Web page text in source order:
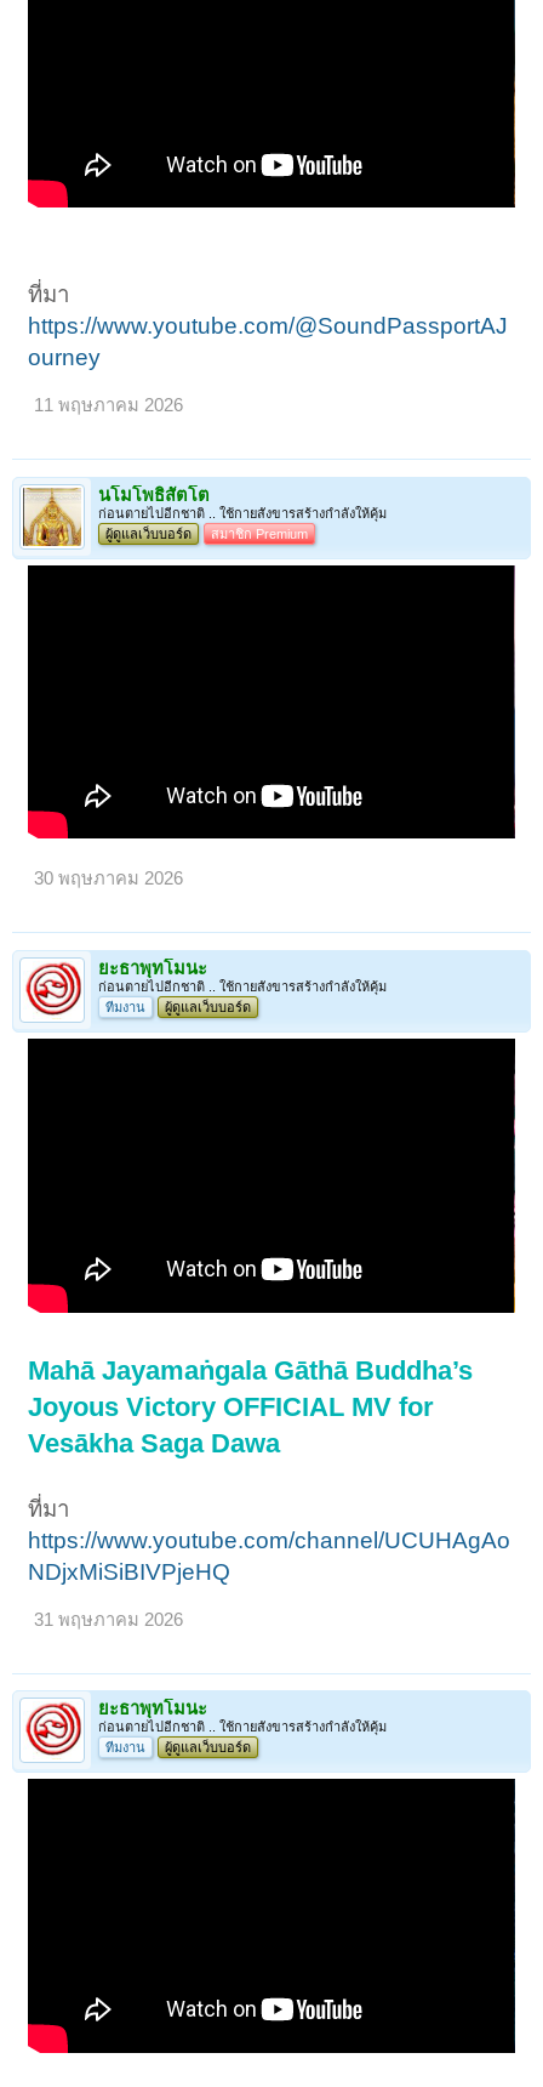
ที่มา
https://www.youtube.com/@SoundPassportAJ
ourney
11 พฤษภาคม 2026
นโมโพธิสัตโต
ก่อนตายไปอีกชาติ .. ใช้กายสังขารสร้างกำลังให้คุ้ม
ผู้ดูแลเว็บบอร์ด
สมาชิก Premium
30 พฤษภาคม 2026
ยะธาพุทโมนะ
ก่อนตายไปอีกชาติ .. ใช้กายสังขารสร้างกำลังให้คุ้ม
ทีมงาน
ผู้ดูแลเว็บบอร์ด
Mahā Jayamaṅgala Gāthā Buddha’s
Joyous Victory OFFICIAL MV for
Vesākha Saga Dawa
ที่มา
https://www.youtube.com/channel/UCUHAgAo
NDjxMiSiBIVPjeHQ
31 พฤษภาคม 2026
ยะธาพุทโมนะ
ก่อนตายไปอีกชาติ .. ใช้กายสังขารสร้างกำลังให้คุ้ม
ทีมงาน
ผู้ดูแลเว็บบอร์ด